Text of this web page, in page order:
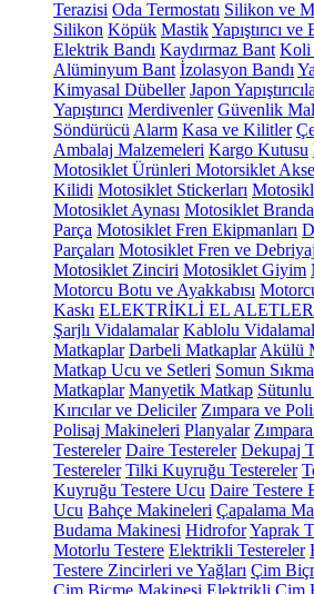
Terazisi Oda Termostatı Silikon ve
Silikon Köpük MastikYapıştırıcı ve
Elektrik Bandı Kaydırmaz Bant Koli
Alüminyum Bant İzolasyon Bandı
Kimyasal Dübeller Japon
Yapıştırıcı Merdivenler Güvenlik
Söndürücü Alarm Kasa ve Kilitler
Ambalaj Malzemeleri Kargo Kutusu
Motosiklet Ürünleri Motorsiklet
Kilidi Motosiklet Stickerları
Motosiklet Aynası Motosiklet
Parça Motosiklet Fren Ekipmanları
Parçaları Motosiklet Fren ve
Motosiklet Zinciri Motosiklet Giyim
Motorcu Botu ve Ayakkabısı
Kaskı ELEKTRİKLİ EL
Şarjlı Vidalamalar Kablolu
Matkaplar Darbeli Matkaplar Akülü
Matkap Ucu ve Setleri Somun
Matkaplar Manyetik Matkap
Kırıcılar ve Deliciler Zımpara ve
Polisaj Makineleri Planyalar
Testereler Daire Testereler Dekupaj
Testereler Tilki Kuyruğu Testereler
Kuyruğu Testere Ucu Daire Testere
Ucu Bahçe Makineleri Çapalama
Budama Makinesi HidroforYaprak
Motorlu Testere Elektrikli Testereler
Testere Zincirleri ve Yağları Çim
Çim Biçme Makinesi Elektrikli Çim